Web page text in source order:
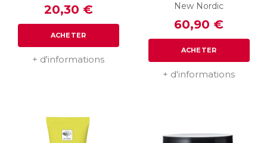
20,30 €
ACHETER
+ d'informations
New Nordic
60,90 €
ACHETER
+ d'informations